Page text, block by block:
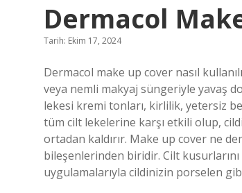
Dermacol
Tarih: Ekim 17, 2024
Dermacol make up cover nasıl
veya nemli makyaj süngeriyle yavaş
lekesi kremi tonları, kirlilik, yetersiz
tüm cilt lekelerine karşı etkili olup,
ortadan kaldırır. Make up cover ne
bileşenlerinden biridir. Cilt kusurlarını
uygulamalarıyla cildinizin porselen